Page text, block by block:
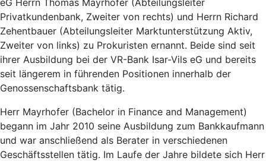
Privatkundenbank, Zweiter von rechts) und Herrn Richard
Zehentbauer (Abteilungsleiter Marktunterstützung Aktiv,
Zweiter von links) zu Prokuristen ernannt. Beide sind seit
ihrer Ausbildung bei der VR-Bank Isar-Vils eG und bereits
seit längerem in führenden Positionen innerhalb der
Genossenschaftsbank tätig.
Herr Mayrhofer (Bachelor in Finance and Management)
begann im Jahr 2010 seine Ausbildung zum Bankkaufmann
und war anschließend als Berater in verschiedenen
Geschäftsstellen tätig. Im Laufe der Jahre bildete sich Herr